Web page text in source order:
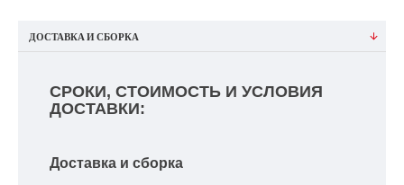
ДОСТАВКА И СБОРКА
СРОКИ, СТОИМОСТЬ И УСЛОВИЯ
ДОСТАВКИ:
Доставка и сборка